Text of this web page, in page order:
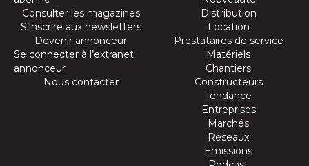
Consulter les magazines
S’inscrire aux newsletters
Devenir annonceur
Se connecter à l’extranet
annonceur
Nous contacter
Distribution
Location
Prestataires de service
Matériels
Chantiers
Constructeurs
Tendance
Entreprises
Marchés
Réseaux
Emissions